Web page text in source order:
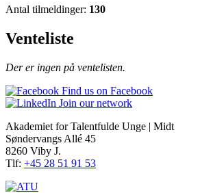
Antal tilmeldinger: 130
Venteliste
Der er ingen på ventelisten.
Find us on Facebook
Join our network
Akademiet for Talentfulde Unge | Midt
Søndervangs Allé 45
8260 Viby J.
Tlf: +45 28 51 91 53